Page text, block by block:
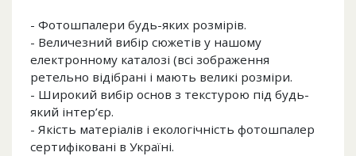
- Фотошпалери будь-яких розмірів.
- Величезний вибір сюжетів у нашому
електронному каталозі (всі зображення
ретельно відібрані і мають великі розміри.
- Широкий вибір основ з текстурою під будь-
який інтер’єр.
- Якість матеріалів і екологічність фотошпалер
сертифіковані в Україні.